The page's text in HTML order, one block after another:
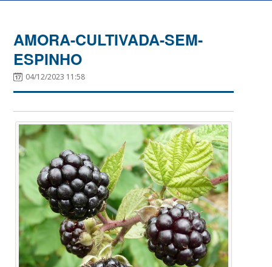
AMORA-CULTIVADA-SEM-
ESPINHO
04/12/2023 11:58